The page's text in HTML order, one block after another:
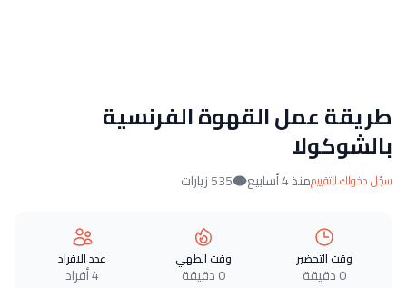
طريقة عمل القهوة الفرنسية
بالشوكولا
سجّل دخولك للتقييممنذ 4 أسابيع 535 زيارات
وقت التحضير
0 دقيقة
وقت الطهي
0 دقيقة
عدد الافراد
4 أفراد